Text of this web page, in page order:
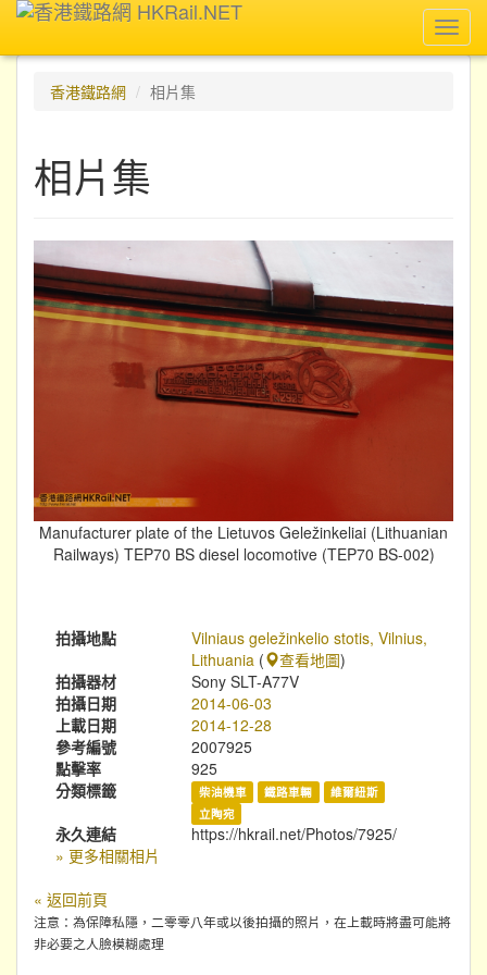
香港鐵路網
相片集
相片集
Manufacturer plate of the Lietuvos Geležinkeliai (Lithuanian
Railways) TEP70 BS diesel locomotive (TEP70 BS-002)
拍攝地點
Vilniaus geležinkelio stotis, Vilnius,
Lithuania ( 查看地圖)
拍攝器材
Sony SLT-A77V
拍攝日期
2014-06-03
上載日期
2014-12-28
參考編號
2007925
點擊率
925
分類標籤
柴油機車 鐵路車輛
維爾紐斯
立陶宛
永久連結
https://hkrail.net/Photos/7925/
» 更多相關相片
« 返回前頁
注意：為保障私隱，二零零八年或以後拍攝的照片，在上載時將盡可能將
非必要之人臉模糊處理